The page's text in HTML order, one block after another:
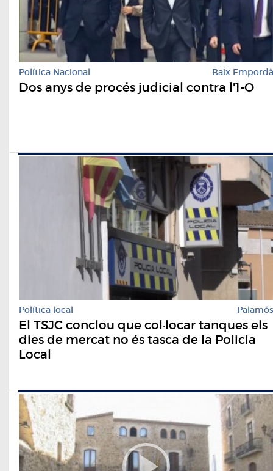
Política Nacional Baix Empordà
Dos anys de procés judicial contra l'1-O
Política local Palamós
El TSJC conclou que col·locar tanques els
dies de mercat no és tasca de la Policia
Local